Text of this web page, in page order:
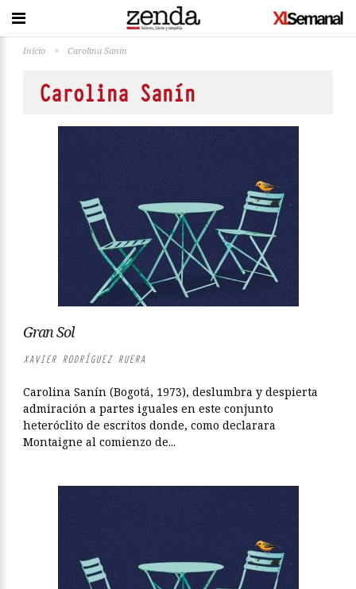
Inicio > Carolina Sanín
Carolina Sanín
Gran Sol
XAVIER RODRÍGUEZ RUERA
Carolina Sanín (Bogotá, 1973), deslumbra y despierta
admiración a partes iguales en este conjunto
heteróclito de escritos donde, como declarara
Montaigne al comienzo de...